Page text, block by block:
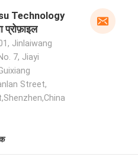
Technology
प्रोफ़ाइल
Jinlaiwang
7, Jiayi
Street,